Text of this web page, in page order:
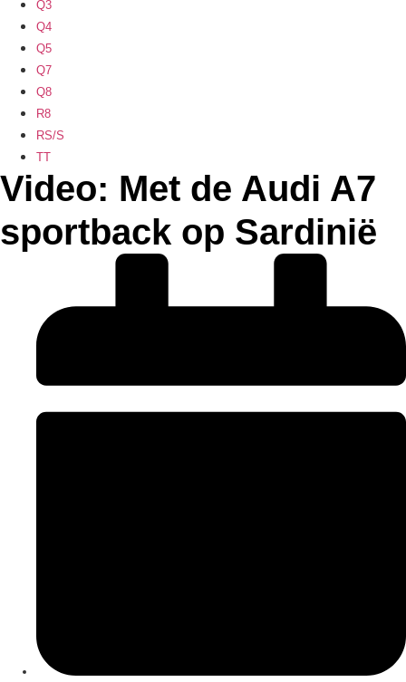
Q3
Q4
Q5
Q7
Q8
R8
RS/S
TT
Video: Met de Audi A7
sportback op Sardinië